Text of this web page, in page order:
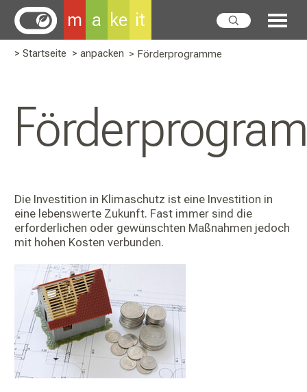
m a ke it
> Startseite > anpacken > Förderprogramme
Die Investition in Klimaschutz ist eine Investition in
eine lebenswerte Zukunft. Fast immer sind die
erforderlichen oder gewünschten Maßnahmen jedoch
mit hohen Kosten verbunden.